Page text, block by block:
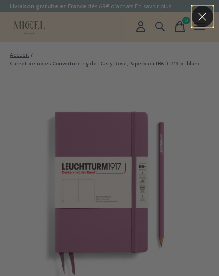
Livraison gratuite en France dès 69€ d'achats En savoir plus
0items
Accueil /
Carnet de notes Couverture rigide Dusty Rose, Paperback (B6+), 219 p., blanc